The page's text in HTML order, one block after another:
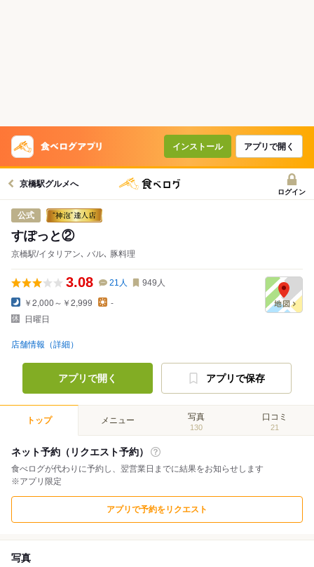
インストール アプリで開く
京橋駅グルメへ
ログイン
公式
すぽっと②
京橋駅/イタリアン､ バル､ 豚料理
3.08 21 人 949 人
￥2,000～￥2,999
-
日曜日
店舗情報（詳細）
アプリで開く アプリで保存
トップ メニュー 写真
130
口コミ
21
ネット予約（リクエスト予約）
食べログが代わりに予約し、翌営業日までに結果をお知らせします
※アプリ限定
アプリで予約をリクエスト
写真